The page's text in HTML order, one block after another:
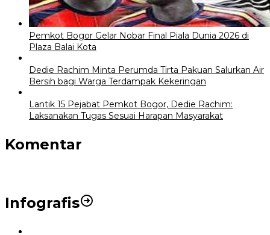
Pemkot Bogor Gelar Nobar Final Piala Dunia 2026 di
Plaza Balai Kota
Dedie Rachim Minta Perumda Tirta Pakuan Salurkan Air
Bersih bagi Warga Terdampak Kekeringan
Lantik 15 Pejabat Pemkot Bogor, Dedie Rachim:
Laksanakan Tugas Sesuai Harapan Masyarakat
Komentar
Infografis